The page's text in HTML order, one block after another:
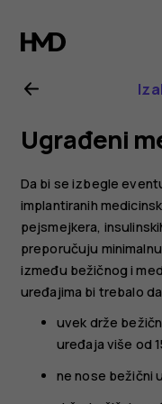
Nokia
2.1
za
Ugrađeni
Da bi se izbegle
implantiranih
pejsmejkera,
preporučuju
između bežičnog i
uređajima bi trebalo
uvek drže
uređaja više od
ne nose bežični